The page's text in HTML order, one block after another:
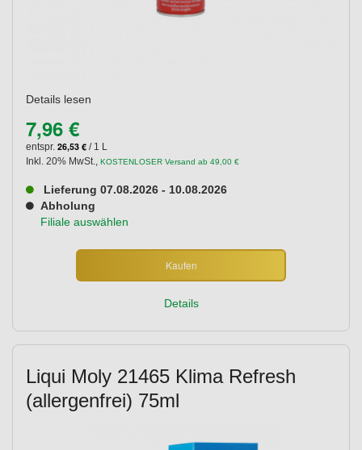
Details lesen
7,96 €
entspr. 26,53 € / 1 L
Inkl. 20% MwSt.
KOSTENLOSER Versand ab 49,00 €
Lieferung 07.08.2026 - 10.08.2026
Abholung
Filiale auswählen
Kaufen
Details
Liqui Moly 21465 Klima Refresh
(allergenfrei) 75ml